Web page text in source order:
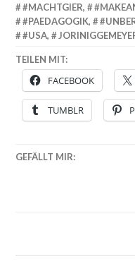
#MACHTGIER,
#PAEDAGOGIK,
#USA,
TEILEN MIT:
FACEBOOK
TUMBLR
GEFÄLLT MIR: